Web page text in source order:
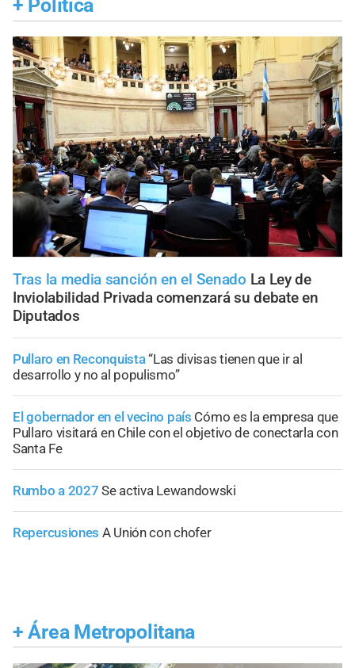
+ Política
Tras la media sanción en el Senado La Ley de
Inviolabilidad Privada comenzará su debate en
Diputados
Pullaro en Reconquista“Las divisas tienen que ir al
desarrollo y no al populismo”
El gobernador en el vecino país Cómo es la empresa que
Pullaro visitará en Chile con el objetivo de conectarla con
Santa Fe
Rumbo a 2027 Se activa Lewandowski
Repercusiones A Unión con chofer
+ Área Metropolitana